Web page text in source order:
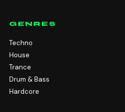
GENRES
Techno
House
Trance
Drum & Bass
Hardcore